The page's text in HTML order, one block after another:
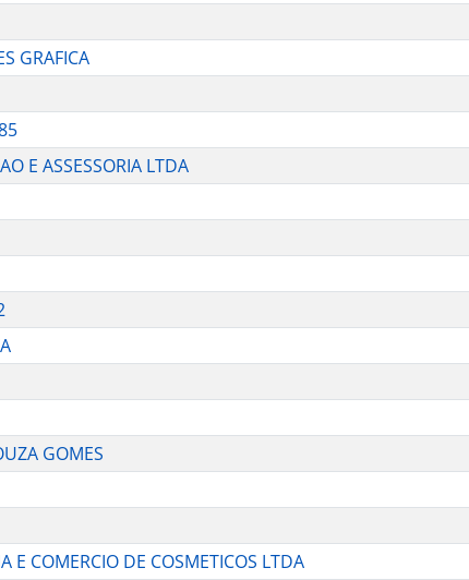
GRAFICA
E ASSESSORIA LTDA
GOMES
E COMERCIO DE COSMETICOS LTDA